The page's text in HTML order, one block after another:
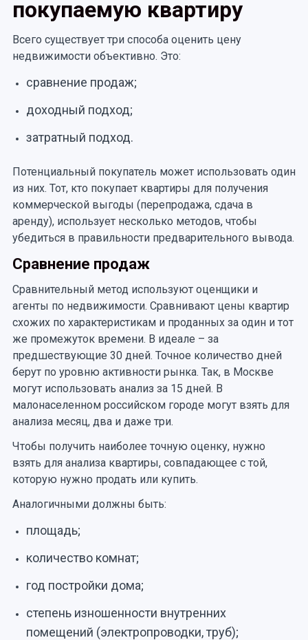
покупаемую квартиру
Всего существует три способа оценить цену
недвижимости объективно. Это:
сравнение продаж;
доходный подход;
затратный подход.
Потенциальный покупатель может использовать один
из них. Тот, кто покупает квартиры для получения
коммерческой выгоды (перепродажа, сдача в
аренду), использует несколько методов, чтобы
убедиться в правильности предварительного вывода.
Сравнение продаж
Сравнительный метод используют оценщики и
агенты по недвижимости. Сравнивают цены квартир
схожих по характеристикам и проданных за один и тот
же промежуток времени. В идеале – за
предшествующие 30 дней. Точное количество дней
берут по уровню активности рынка. Так, в Москве
могут использовать анализ за 15 дней. В
малонаселенном российском городе могут взять для
анализа месяц, два и даже три.
Чтобы получить наиболее точную оценку, нужно
взять для анализа квартиры, совпадающее с той,
которую нужно продать или купить.
Аналогичными должны быть:
площадь;
количество комнат;
год постройки дома;
степень изношенности внутренних
помещений (электропроводки, труб);